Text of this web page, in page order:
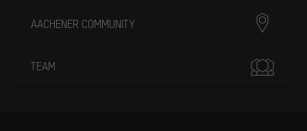
AACHENER COMMUNITY
TEAM